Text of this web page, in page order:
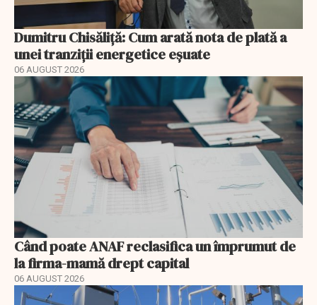
Dumitru Chisăliță: Cum arată nota de plată a
unei tranziții energetice eșuate
06 AUGUST 2026
Când poate ANAF reclasifica un împrumut de
la firma-mamă drept capital
06 AUGUST 2026